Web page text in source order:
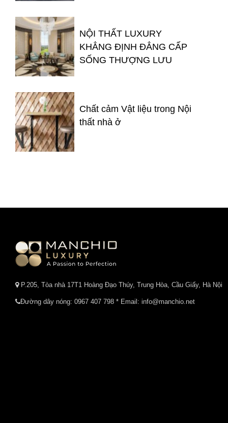
NỘI THẤT LUXURY
KHẲNG ĐỊNH ĐẲNG CẤP
SỐNG THƯỢNG LƯU
Chất cảm Vật liệu trong Nội
thất nhà ở
P.205, Tòa nhà 17T1 Hoàng Đạo Thúy, Trung Hòa, Cầu Giấy, Hà Nội
Đường dây nóng: 0967 407 798 * Email: info@manchio.net